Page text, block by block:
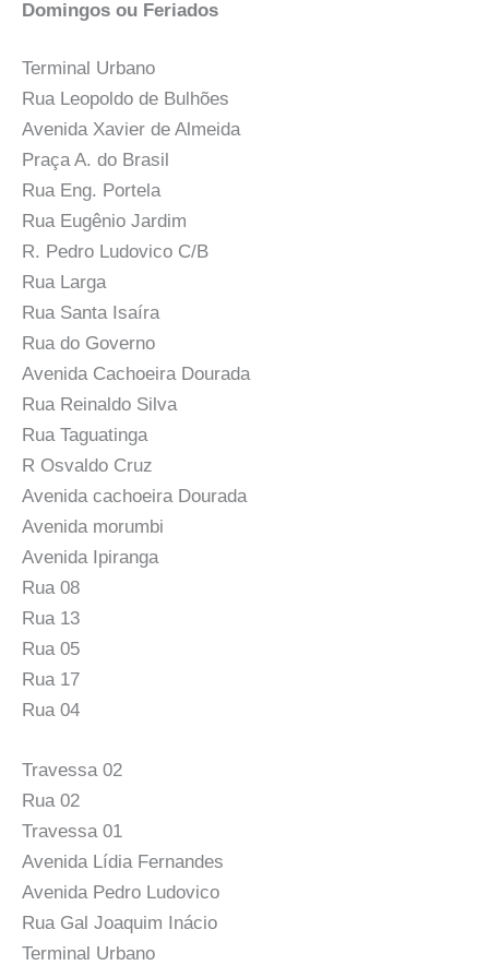
Domingos ou Feriados
Terminal Urbano
Rua Leopoldo de Bulhões
Avenida Xavier de Almeida
Praça A. do Brasil
Rua Eng. Portela
Rua Eugênio Jardim
R. Pedro Ludovico C/B
Rua Larga
Rua Santa Isaíra
Rua do Governo
Avenida Cachoeira Dourada
Rua Reinaldo Silva
Rua Taguatinga
R Osvaldo Cruz
Avenida cachoeira Dourada
Avenida morumbi
Avenida Ipiranga
Rua 08
Rua 13
Rua 05
Rua 17
Rua 04
Travessa 02
Rua 02
Travessa 01
Avenida Lídia Fernandes
Avenida Pedro Ludovico
Rua Gal Joaquim Inácio
Terminal Urbano